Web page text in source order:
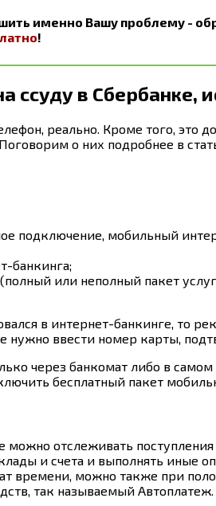
именно Вашу проблему -
!
ссуду в Сбербанке,
реально. Кроме того,
о них подробнее в
подключение, мобильный
банкинга;
или неполный пакет
в интернет-банкинге, то
ввести номер карты,
через банкомат либо в
бесплатный пакет
отслеживать
и счета и выполнять иные
времени, можно также при
так называемый Автоплатеж.